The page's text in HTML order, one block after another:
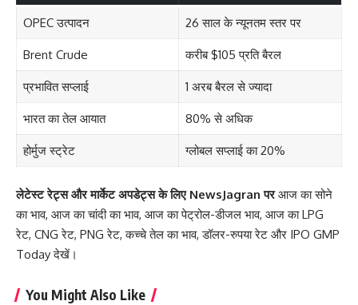
OPEC उत्पादन 26 साल के न्यूनतम स्तर पर
Brent Crude करीब $105 प्रति बैरल
प्रभावित सप्लाई 1 अरब बैरल से ज्यादा
भारत का तेल आयात 80% से अधिक
होर्मुज स्ट्रेट ग्लोबल सप्लाई का 20%
लेटेस्ट रेट्स और मार्केट अपडेट्स के लिए NewsJagran पर आज का सोने
का भाव, आज का चांदी का भाव, आज का पेट्रोल-डीजल भाव, आज का LPG
रेट, CNG रेट, PNG रेट,कच्चे तेल का भाव,डॉलर-रुपया रेट और IPO GMP
Todayदेखें।
You Might Also Like